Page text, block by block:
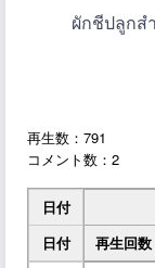
ผักชีปลูกส
再生数：791
コメント数：2
日付
日付
再生回数